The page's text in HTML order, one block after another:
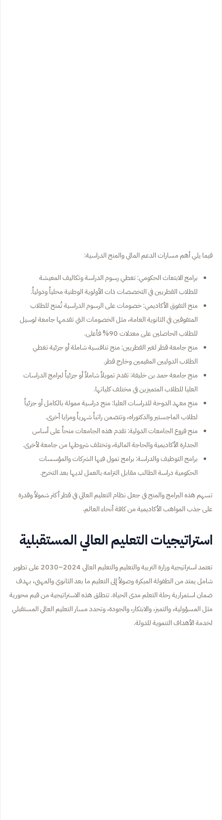
فيما يلي أهم مسارات الدعم المالي والمنح الدراسية:
برامج الابتعاث الحكومي: تغطي رسوم الدراسة وتكاليف المعيشة
للطلاب القطريين في التخصصات ذات الأولوية الوطنية محلياً ودولياً.
منح التفوق الأكاديمي: خصومات على الرسوم الدراسية تُمنح للطلاب
المتفوقين في الثانوية العامة، مثل الخصومات التي تقدمها جامعة لوسيل
للطلاب الحاصلين على معدلات 90% فأعلى.
منح جامعة قطر لغير القطريين: منح تنافسية شاملة أو جزئية تغطي
الطلاب الدوليين المقيمين وخارج قطر.
منح جامعة حمد بن خليفة: تقدم تمويلاً شاملاً أو جزئياً لبرامج الدراسات
العليا للطلاب المتميزين في مختلف كلياتها.
منح معهد الدوحة للدراسات العليا: منح دراسية ممولة بالكامل أو جزئياً
لطلاب الماجستير والدكتوراه، وتتضمن راتباً شهرياً ومزايا أخرى.
منح فروع الجامعات الدولية: تقدم هذه الجامعات منحاً على أساس
الجدارة الأكاديمية والحاجة المالية، وتختلف شروطها من جامعة لأخرى.
برامج التوظيف والدراسة: برامج تمول فيها الشركات والمؤسسات
الحكومية دراسة الطالب مقابل التزامه بالعمل لديها بعد التخرج.
تسهم هذه البرامج والمنح في جعل نظام التعليم العالي في قطر أكثر شمولاً وقدرة
على جذب المواهب الأكاديمية من كافة أنحاء العالم.
استراتيجيات التعليم العالي المستقبلية
تعتمد استراتيجية وزارة التربية والتعليم والتعليم العالي 2024–2030 على تطوير
شامل يمتد من الطفولة المبكرة وصولاً إلى التعليم ما بعد الثانوي والمهني، بهدف
ضمان استمرارية رحلة التعلم مدى الحياة. تنطلق هذه الاستراتيجية من قيم محورية
مثل المسؤولية، والتميز، والابتكار، والجودة، وتحدد مسار التعليم العالي المستقبلي
لخدمة الأهداف التنموية للدولة.